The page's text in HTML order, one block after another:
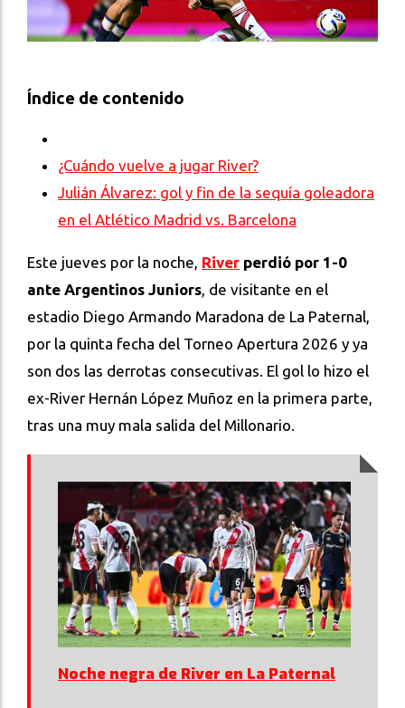
Índice de contenido
¿Cuándo vuelve a jugar River?
Julián Álvarez: gol y fin de la sequía goleadora
en el Atlético Madrid vs. Barcelona
Este jueves por la noche, River perdió por 1-0
ante Argentinos Juniors, de visitante en el
estadio Diego Armando Maradona de La Paternal,
por la quinta fecha del Torneo Apertura 2026 y ya
son dos las derrotas consecutivas. El gol lo hizo el
ex-River Hernán López Muñoz en la primera parte,
tras una muy mala salida del Millonario.
Noche negra de River en La Paternal